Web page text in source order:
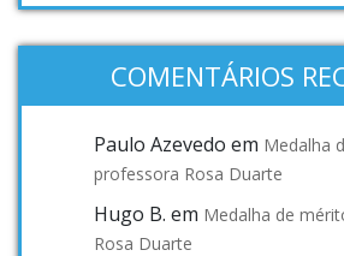
COMENTÁRIOS
Paulo Azevedo em Medalha
professora Rosa Duarte
Hugo B. em Medalha de
Rosa Duarte